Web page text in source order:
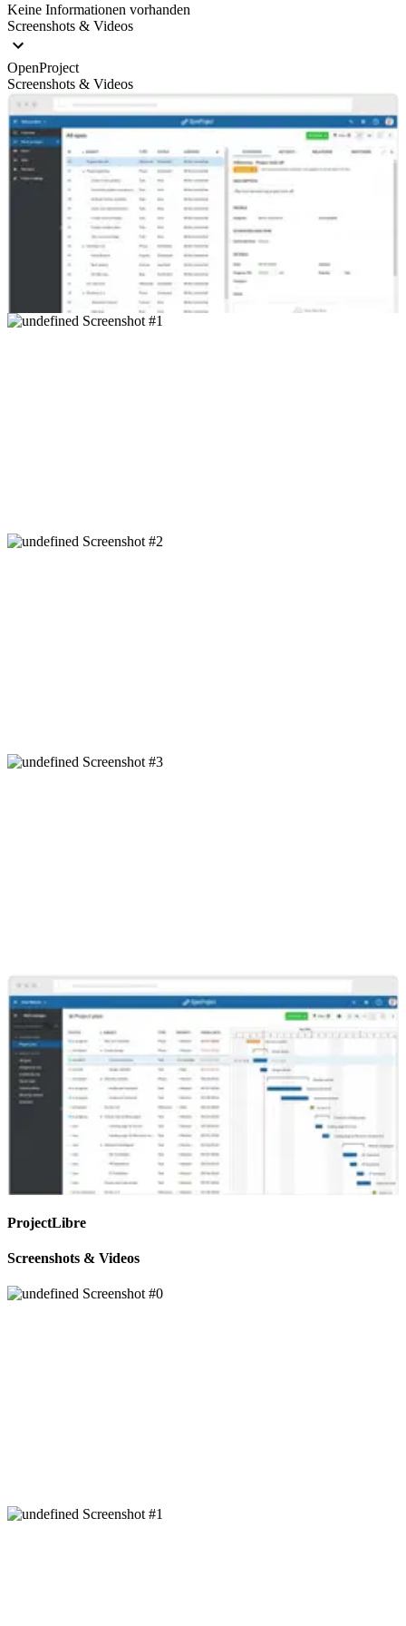
Keine Informationen vorhanden
Screenshots & Videos
OpenProject
Screenshots & Videos
ProjectLibre
Screenshots & Videos